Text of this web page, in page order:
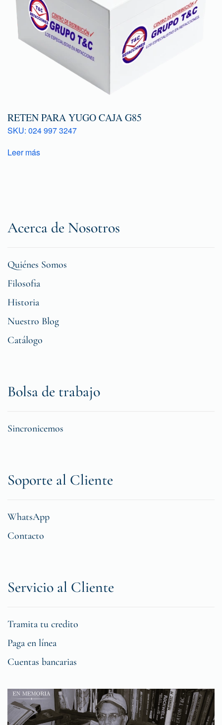
RETEN PARA YUGO CAJA G85
SKU: 024 997 3247
Leer más
Acerca de Nosotros
Quiénes Somos
Filosofia
Historia
Nuestro Blog
Catálogo
Bolsa de trabajo
Sincronicemos
Soporte al Cliente
WhatsApp
Contacto
Servicio al Cliente
Tramita tu credito
Paga en línea
Cuentas bancarias